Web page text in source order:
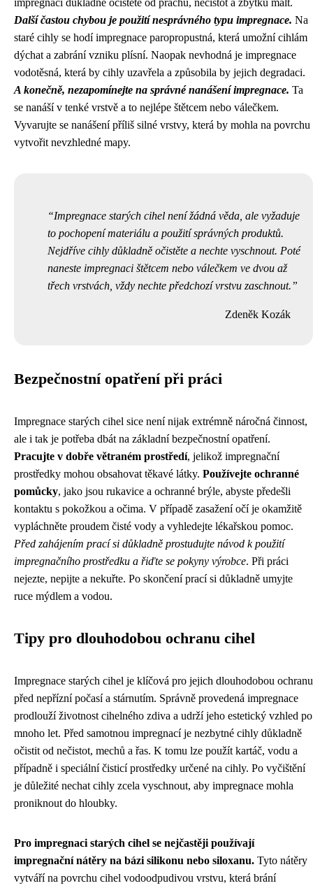
impregnací důkladně očistěte od prachu, nečistot a zbytků malt.
Další častou chybou je použití nesprávného typu impregnace. Na
staré cihly se hodí impregnace paropropustná, která umožní cihlám
dýchat a zabrání vzniku plísní. Naopak nevhodná je impregnace
vodotěsná, která by cihly uzavřela a způsobila by jejich degradaci.
A konečně, nezapomínejte na správné nanášení impregnace. Ta
se nanáší v tenké vrstvě a to nejlépe štětcem nebo válečkem.
Vyvarujte se nanášení příliš silné vrstvy, která by mohla na povrchu
vytvořit nevzhledné mapy.
Impregnace starých cihel není žádná věda, ale vyžaduje
to pochopení materiálu a použití správných produktů.
Nejdříve cihly důkladně očistěte a nechte vyschnout. Poté
naneste impregnaci štětcem nebo válečkem ve dvou až
třech vrstvách, vždy nechte předchozí vrstvu zaschnout.
Zdeněk Kozák
Bezpečnostní opatření při práci
Impregnace starých cihel sice není nijak extrémně náročná činnost,
ale i tak je potřeba dbát na základní bezpečnostní opatření.
Pracujte v dobře větraném prostředí, jelikož impregnační
prostředky mohou obsahovat těkavé látky. Používejte ochranné
pomůcky, jako jsou rukavice a ochranné brýle, abyste předešli
kontaktu s pokožkou a očima. V případě zasažení očí je okamžitě
vypláchněte proudem čisté vody a vyhledejte lékařskou pomoc.
Před zahájením prací si důkladně prostudujte návod k použití
impregnačního prostředku a řiďte se pokyny výrobce. Při práci
nejezte, nepijte a nekuřte. Po skončení prací si důkladně umyjte
ruce mýdlem a vodou.
Tipy pro dlouhodobou ochranu cihel
Impregnace starých cihel je klíčová pro jejich dlouhodobou ochranu
před nepřízní počasí a stárnutím. Správně provedená impregnace
prodlouží životnost cihelného zdiva a udrží jeho estetický vzhled po
mnoho let. Před samotnou impregnací je nezbytné cihly důkladně
očistit od nečistot, mechů a řas. K tomu lze použít kartáč, vodu a
případně i speciální čisticí prostředky určené na cihly. Po vyčištění
je důležité nechat cihly zcela vyschnout, aby impregnace mohla
proniknout do hloubky.
Pro impregnaci starých cihel se nejčastěji používají
impregnační nátěry na bázi silikonu nebo siloxanu. Tyto nátěry
vytváří na povrchu cihel vodoodpudivou vrstvu, která brání